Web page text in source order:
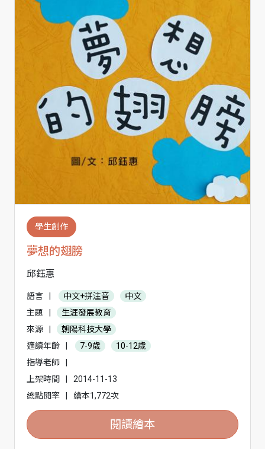
學生創作
夢想的翅膀
邱鈺惠
語言 中文+拼注音
中文
主題
生涯發展教育
來源
朝陽科技大學
適讀年齡
7-9歲
10-12歲
指導老師
上架時間
2014-11-13
總點閱率
繪本1,772次
閱讀繪本